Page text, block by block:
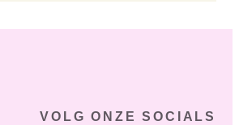
VOLG ONZE SOCIALS